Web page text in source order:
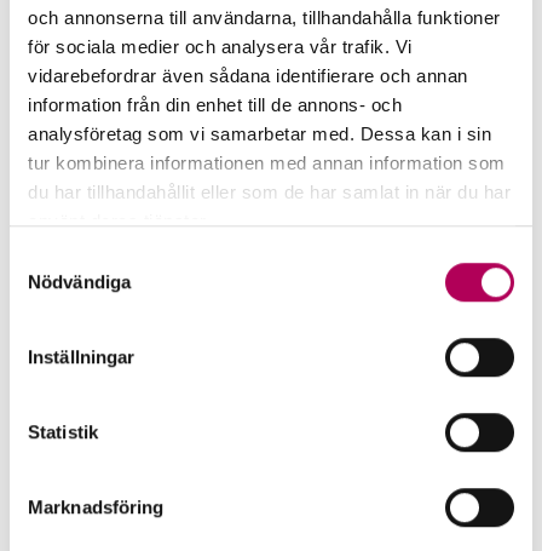
och annonserna till användarna, tillhandahålla funktioner
för sociala medier och analysera vår trafik. Vi
vidarebefordrar även sådana identifierare och annan
information från din enhet till de annons- och
analysföretag som vi samarbetar med. Dessa kan i sin
tur kombinera informationen med annan information som
du har tillhandahållit eller som de har samlat in när du har
använt deras tjänster.
personuppgifter.
Nödvändiga
Inställningar
Statistik
Marknadsföring
EKN:s garantier
uteblivna betalningar och hjälper banker
att stötta företag. Vilken garanti passar